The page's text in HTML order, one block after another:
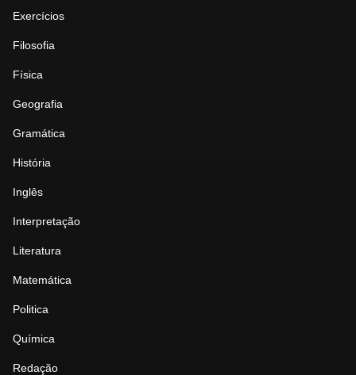
Exercícios
Filosofia
Física
Geografia
Gramática
História
Inglês
Interpretação
Literatura
Matemática
Politica
Química
Redação